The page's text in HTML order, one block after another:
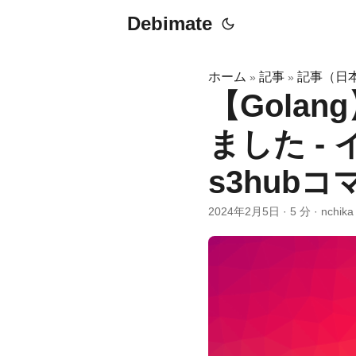
Debimate
ホーム » 記事 » 記事（日
【
ました -
s3hubコ
2024年2月5日 · 5 分 · nchika